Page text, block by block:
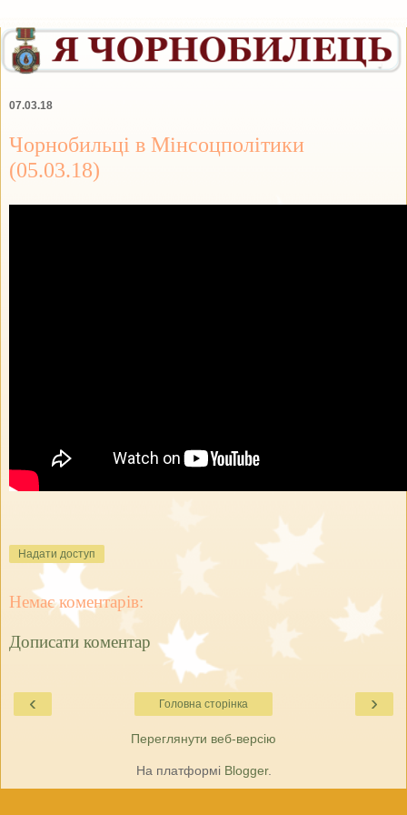
07.03.18
Чорнобильці в Мінсоцполітики
(05.03.18)
Надати доступ
Немає коментарів:
Дописати коментар
‹ ›
Головна сторінка
Переглянути веб-версію
На платформі Blogger.